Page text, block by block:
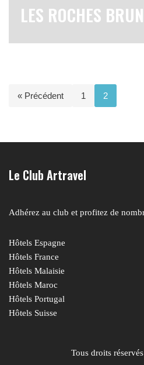
LES ROCHES
« Précédent 1 2
Le Club Artravel
Adhérez au club et profitez de
Hôtels Espagne
Hôtels France
Hôtels Malaisie
Hôtels Maroc
Hôtels Portugal
Hôtels Suisse
Tous droits